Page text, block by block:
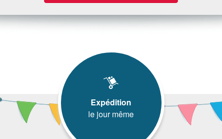
Expédition
le jour même